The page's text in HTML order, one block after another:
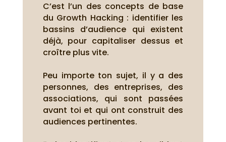
C’est l’un des concepts de base
du Growth Hacking : identifier les
bassins d’audience qui existent
déjà, pour capitaliser dessus et
croître plus vite.
Peu importe ton sujet, il y a des
personnes, des entreprises, des
associations, qui sont passées
avant toi et qui ont construit des
audiences pertinentes.